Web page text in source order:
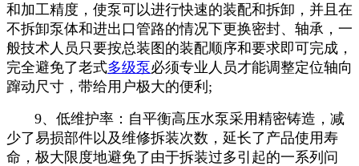
和加工精度，使泵可以进行快速的装配和拆卸，并且在
不拆卸泵体和进出口管路的情况下更换密封、轴承，一
般技术人员只要按总装图的装配顺序和要求即可完成，
完全避免了老式多级泵必须专业人员才能调整定位轴向
蹿动尺寸，带给用户极大的便利;
9、低维护率：自平衡高压水泵采用精密铸造，减
少了易损部件以及维修拆装次数，延长了产品使用寿
命，极大限度地避免了由于拆装过多引起的一系列问